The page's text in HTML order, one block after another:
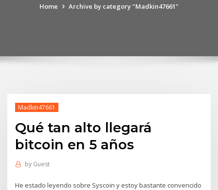
Home Archive by category "Madkin47661"
Madkin47661
Qué tan alto llegará
bitcoin en 5 años
by Guest
He estado leyendo sobre Syscoin y estoy bastante convencido